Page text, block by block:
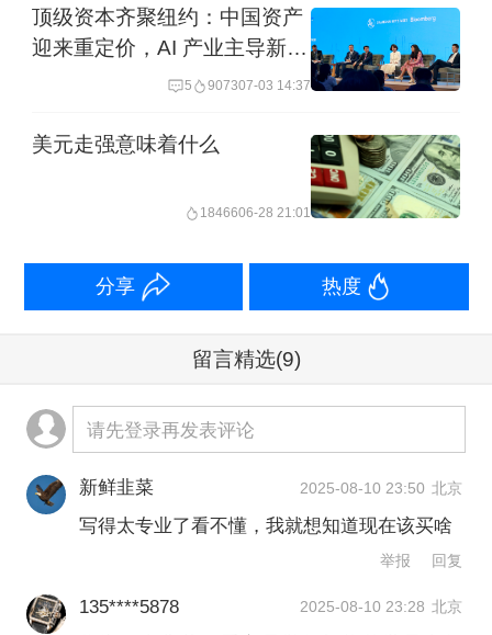
（由持续强劲的美国消费支撑）、安全
保障（为欧洲和亚洲盟国提供地缘安
别是科技巨头驱动）。在这种体系下，
其他国家通过对美贸易顺差积累资金，
成了一个被称为“布雷顿森林体系2.0”的
美国财政问题的加剧，“无风险利率”这一
概念开始受到质疑，体系的稳定性也面
临挑战。
他还指出，外国投资者持有32%（19万
亿美元）的美股和35%（13万亿美元）
的美债，是美国金融体系的重要资金来
顶级资本齐聚纽约：中国资产
迎来重定价，AI 产业主导新旧
5 907307-03 14:37
美元走强意味着什么
1846606-28 21:01
分享 热度
留言精选(9)
请先登录再发表评论
新鲜韭菜 2025-08-10 23:50 北京
写得太专业了看不懂，我就想知道现在该买啥
举报 回复
135****5878 2025-08-10 23:28 北京